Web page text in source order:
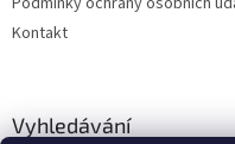
Kontakt
Vyhledávání